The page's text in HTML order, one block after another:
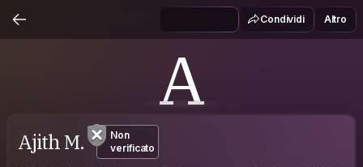
Condividi Altro
A
Ajith M.
Non
verificato